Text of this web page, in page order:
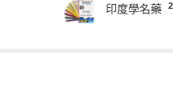
印度學名藥